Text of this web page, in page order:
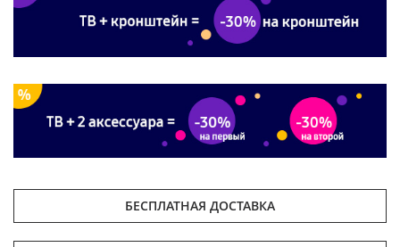
БЕСПЛАТНАЯ ДОСТАВКА